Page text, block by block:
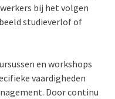
bij het volgen
studieverlof of
en workshops
vaardigheden
Door continu